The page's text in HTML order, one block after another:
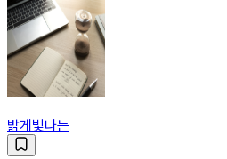
밝게빛나는